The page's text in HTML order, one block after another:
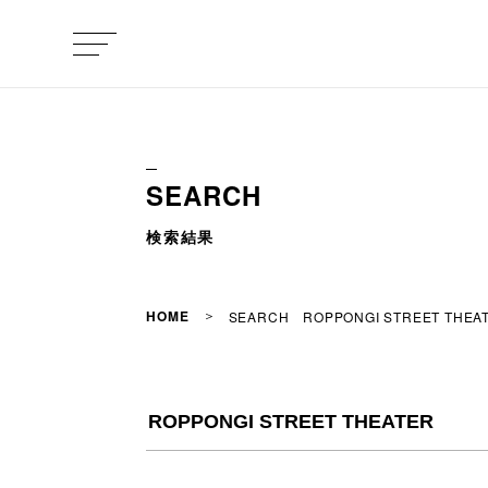
SEARCH
検索結果
HOME SEARCH ROPPONGI STREET